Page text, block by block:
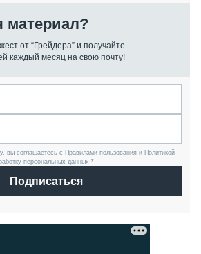
материал?
от “Грейдера” и получайте
каждый месяц на свою почту!
вы соглашаетесь с Правилами пользования и Политикой
персональных данных *
Подписаться